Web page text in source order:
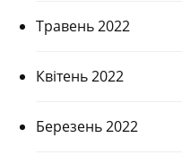
Травень 2022
Квітень 2022
Березень 2022